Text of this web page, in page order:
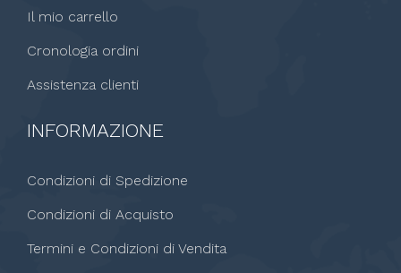
Il mio carrello
Cronologia ordini
Assistenza clienti
INFORMAZIONE
Condizioni di Spedizione
Condizioni di Acquisto
Termini e Condizioni di Vendita